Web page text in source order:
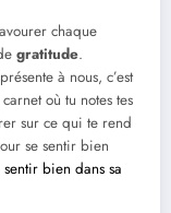
chaque
gratitude.
à nous, c’est
où tu notes tes
sur ce qui te rend
se sentir bien
sentir bien dans sa